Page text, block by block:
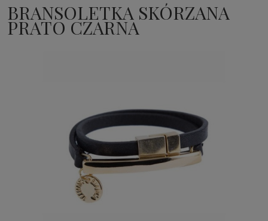
BRANSOLETKA SKÓRZANA
PRATO CZARNA